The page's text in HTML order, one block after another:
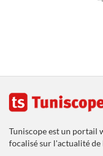
Tuniscope est un portail
focalisé sur l'actualité de